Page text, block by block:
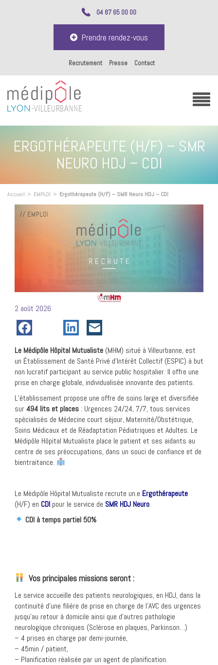
04 87 65 00 00
Prendre rendez-vous
Recrutement Presse Contact
ERGOTHÉRAPEUTE (H/F) – SMR
NEURO HDJ – CDI
Accueil > EMPLOI > Ergothérapeute (H/F) – SMR Neuro HDJ – CDI
Posté
le
2 août 2026
Le Médipôle Hôpital Mutualiste (MHM) situé à Villeurbanne, est
un Établissement de Santé Privé d’Intérêt Collectif (ESPIC) à but
non lucratif participant au service public hospitalier. Il offre une
prise en charge globale, individualisée innovante des patients.
L’établissement propose une offre de soins large et diversifiée
sur494 lits et places : Urgences 24/24, 7/7, tous services
spécialisés de Médecine court séjour, Maternité/Obstétrique,
Soins Médicaux et de Réadaptation Pédiatriques et Adultes. Le
Médipôle Hôpital Mutualiste place le patient et ses aidants au
centre de ses préoccupations, dans un souci de confiance et de
bientraitance.
Le Médipôle Hôpital Mutualiste recrute un.e Ergothérapeute
(H/F) en CDI pour le service de SMR HDJ Neuro.
CDI à temps partiel 50%
Vos principales missions seront :
Le service accueille des patients neurologiques, en HDJ, dans la
continuité d’une filière de prise en charge de l’AVC des urgences
jusqu’au retour à domicile ainsi que d’autres pathologie
neurologique chroniques (Sclérose en plaques, Parkinson…)
– 4 prises en charge par demi-journée,
– 45min / patient,
– Planification réalisée par un agent de planification.